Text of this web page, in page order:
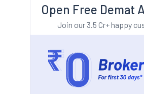
Open Free Demat
Join our 3.5 Cr+ happy